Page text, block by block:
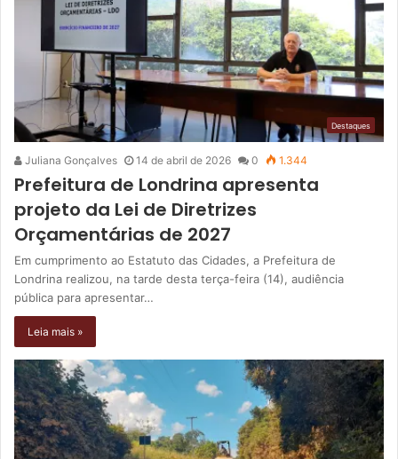
Destaques
Juliana Gonçalves 14 de abril de 2026 0 1.344
Prefeitura de Londrina apresenta
projeto da Lei de Diretrizes
Orçamentárias de 2027
Em cumprimento ao Estatuto das Cidades, a Prefeitura de
Londrina realizou, na tarde desta terça-feira (14), audiência
pública para apresentar…
Leia mais »